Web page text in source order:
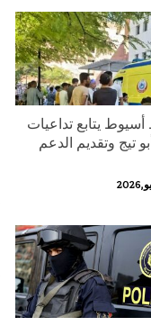
يتابع تداعيات
تيج وتقديم الدعم